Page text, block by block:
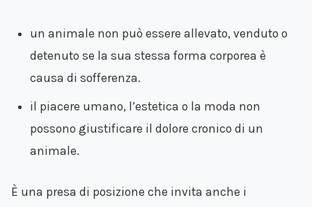
un animale non può essere allevato, venduto o
detenuto se la sua stessa forma corporea è
causa di sofferenza.
il piacere umano, l’estetica o la moda non
possono giustificare il dolore cronico di un
animale.
È una presa di posizione che invita anche i